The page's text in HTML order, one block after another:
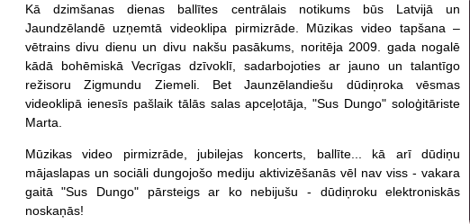
Kā dzimšanas dienas ballītes centrālais notikums būs Latvijā un
Jaundzēlandē uzņemtā videoklipa pirmizrāde. Mūzikas video tapšana –
vētrains divu dienu un divu nakšu pasākums, noritēja 2009. gada nogalē
kādā bohēmiskā Vecrīgas dzīvoklī, sadarbojoties ar jauno un talantīgo
režisoru Zigmundu Ziemeli. Bet Jaunzēlandiešu dūdiņroka vēsmas
videoklipā ienesīs pašlaik tālās salas apceļotāja, "Sus Dungo" soloģitāriste
Marta.
Mūzikas video pirmizrāde, jubilejas koncerts, ballīte... kā arī dūdiņu
mājaslapas un sociāli dungojošo mediju aktivizēšanās vēl nav viss - vakara
gaitā "Sus Dungo" pārsteigs ar ko nebijušu - dūdiņroku elektroniskās
noskaņās!